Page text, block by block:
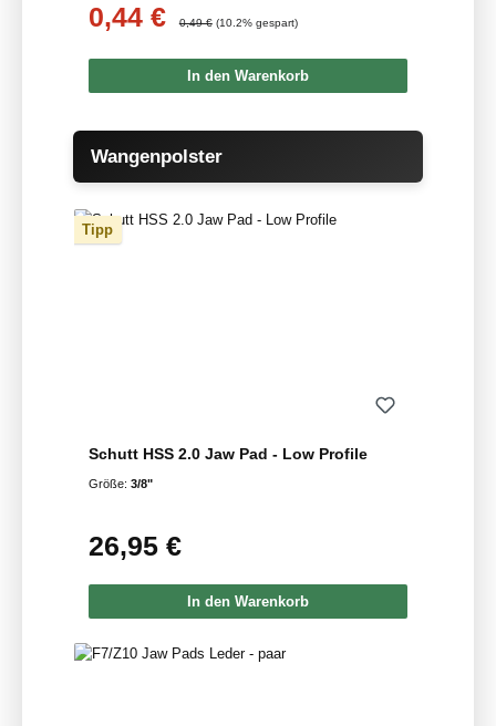
Verkaufspreis:
0,44 € 0,49 € (10.2% gespart)
In den Warenkorb
Produktgalerie überspringen
Wangenpolster
Tipp
Schutt HSS 2.0 Jaw Pad - Low Profile
Größe: 3/8"
Regulärer Preis:
26,95 €
In den Warenkorb